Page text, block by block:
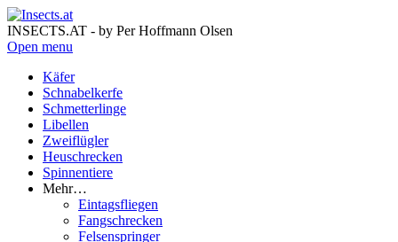
INSECTS.AT - by Per Hoffmann Olsen
Open menu
Käfer
Schnabelkerfe
Schmetterlinge
Libellen
Zweiflügler
Heuschrecken
Spinnentiere
Mehr…
Eintagsfliegen
Fangschrecken
Felsenspringer